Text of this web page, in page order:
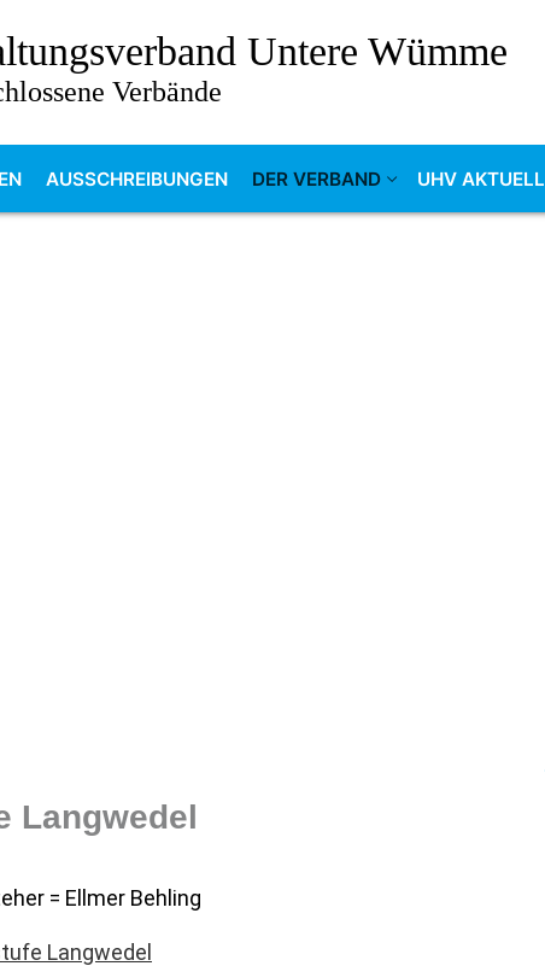
Untere Wümme
Verbände
AUSSCHREIBUNGEN DER VERBAND UHV AKTUELL
Langwedel
= Ellmer Behling
Langwedel